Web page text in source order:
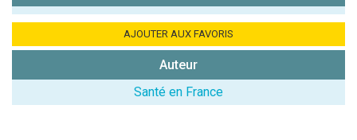
Antispam -
7x4 (en
AJOUTER AUX FAVORIS
Auteur
Santé en France